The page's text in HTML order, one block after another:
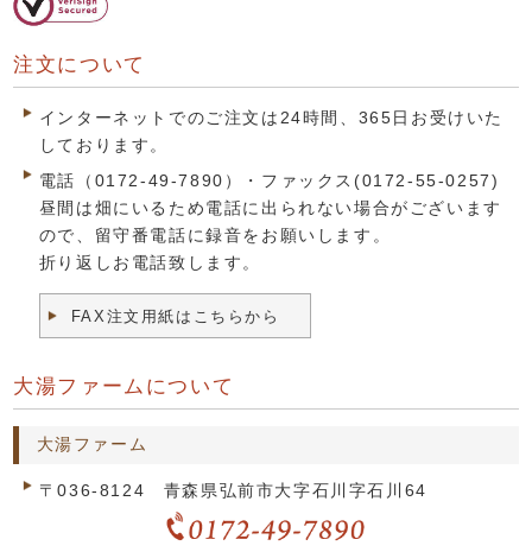
注文について
インターネットでのご注文は24時間、365日お受けいた
しております。
電話（0172-49-7890）・ファックス(0172-55-0257)
昼間は畑にいるため電話に出られない場合がございます
ので、留守番電話に録音をお願いします。
折り返しお電話致します。
FAX注文用紙はこちらから
大湯ファームについて
大湯ファーム
〒036-8124 青森県弘前市大字石川字石川64